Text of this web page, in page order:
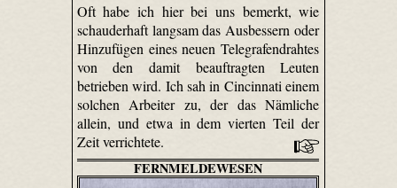
Oft habe ich hier bei uns bemerkt, wie
schauderhaft langsam das Ausbessern oder
Hinzufügen eines neuen Tele­grafen­drahtes
von den damit beauftragten Leuten
betrieben wird. Ich sah in Cincinnati einem
solchen Arbeiter zu, der das Nämliche
allein, und etwa in dem vierten Teil der
Zeit verrichtete.
FERNMELDEWESEN